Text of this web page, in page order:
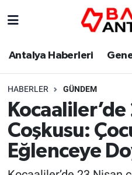
Antalya Haberleri
HABERLER GÜNDEM
Coşkusu:
Eğlenceye